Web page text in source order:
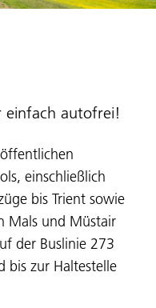
einfach autofrei!
einschließlich
bis Trient sowie
Mals und Müstair
der Buslinie 273
bis zur Haltestelle